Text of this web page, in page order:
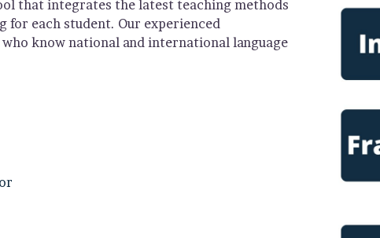
that integrates the latest teaching methods
for each student. Our experienced
know national and international language